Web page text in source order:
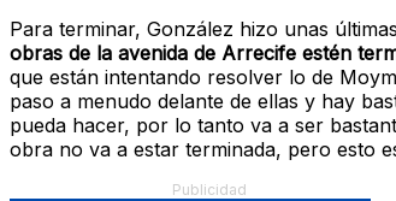
Para terminar, González hizo unas
obras de la avenida de Arrecife estén
que están intentando resolver lo de
paso a menudo delante de ellas y hay
pueda hacer, por lo tanto va a ser
obra no va a estar terminada, pero esto
Publicidad